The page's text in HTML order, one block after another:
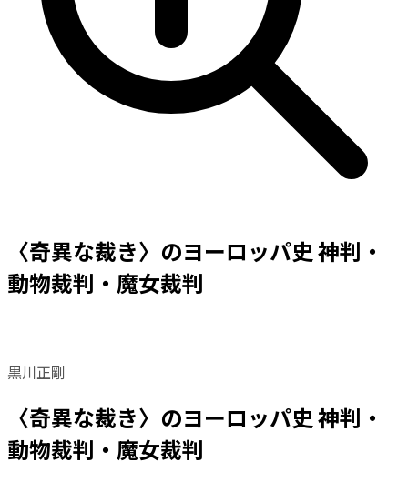
〈奇異な裁き〉のヨーロッパ史 神判・
動物裁判・魔女裁判
黒川正剛
〈奇異な裁き〉のヨーロッパ史 神判・
動物裁判・魔女裁判